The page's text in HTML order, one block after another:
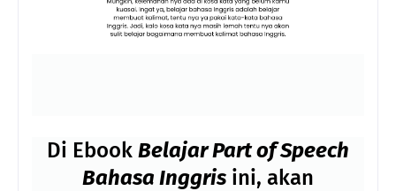
Di Ebook Belajar Part of Speech
Bahasa Inggris ini, akan